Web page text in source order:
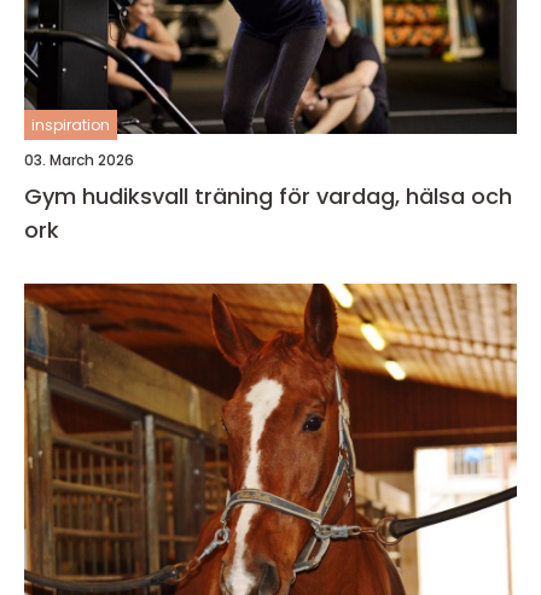
inspiration
03. March 2026
Gym hudiksvall träning för vardag, hälsa och
ork